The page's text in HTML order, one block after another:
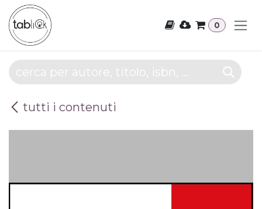
Passa al contenuto
0
tutti i contenuti